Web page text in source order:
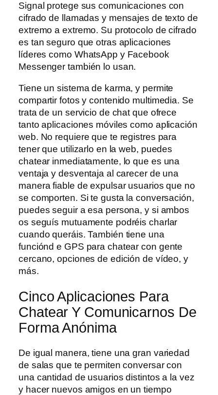
Signal protege sus comunicaciones con
cifrado de llamadas y mensajes de texto de
extremo a extremo. Su protocolo de cifrado
es tan seguro que otras aplicaciones
líderes como WhatsApp y Facebook
Messenger también lo usan.
Tiene un sistema de karma, y permite
compartir fotos y contenido multimedia. Se
trata de un servicio de chat que ofrece
tanto aplicaciones móviles como aplicación
web. No requiere que te registres para
tener que utilizarlo en la web, puedes
chatear inmediatamente, lo que es una
ventaja y desventaja al carecer de una
manera fiable de expulsar usuarios que no
se comporten. Si te gusta la conversación,
puedes seguir a esa persona, y si ambos
os seguís mutuamente podréis charlar
cuando queráis. También tiene una
funciónd e GPS para chatear con gente
cercano, opciones de edición de vídeo, y
más.
Cinco Aplicaciones Para
Chatear Y Comunicarnos De
Forma Anónima
De igual manera, tiene una gran variedad
de salas que te permiten conversar con
una cantidad de usuarios distintos a la vez
y hacer nuevos amigos en un tiempo